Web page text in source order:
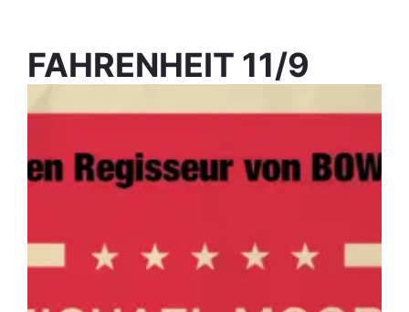
FAHRENHEIT 11/9